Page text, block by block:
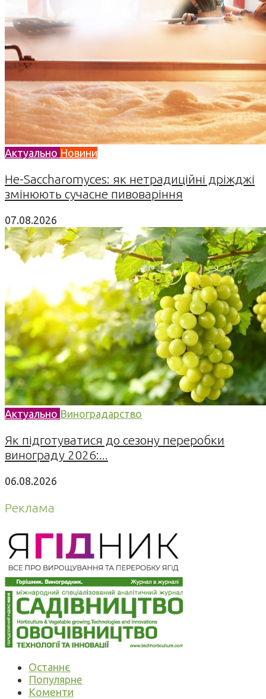
Актуально Новини
Не-Saccharomyces: як нетрадиційні дріжджі
змінюють сучасне пивоваріння
07.08.2026
Актуально Виноградарство
Як підготуватися до сезону переробки
винограду 2026:...
06.08.2026
Реклама
Останнє
Популярне
Коменти